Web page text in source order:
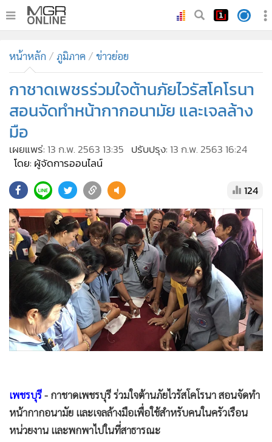
ทันเหตุการณ์
• ภาคใต้
ภูมิภาค
Online Section
• บันเทิง
ผู้จัดการรายวัน
• ละคร
• CbizReview
• Cyber BIZ
• ผู้จัดกวน
•
Good health & Well-being
•
Green Innovation & SD
•
Management & HR
• MGR Live
• Infographic
• กีฬา
ต่างประเทศ
หน้าหลัก ภูมิภาค ข่าวย่อย
กาชาดเพชรร่วมใจต้านภัยไวรัสโคโรนา
สอนจัดทำหน้ากากอนามัย และเจลล้าง
มือ
เผยแพร่: 13 ก.พ. 2563 13:35 ปรับปรุง: 13 ก.พ. 2563 16:24
โดย: ผู้จัดการออนไลน์
124
เพชรบุรี- กาชาดเพชรบุรี ร่วมใจต้านภัยไวรัสโคโรนา สอนจัดทำ
หน้ากากอนามัย และเจลล้างมือเพื่อใช้สำหรับคนในครัวเรือน
หน่วยงาน และพกพาไปในที่สาธารณะ